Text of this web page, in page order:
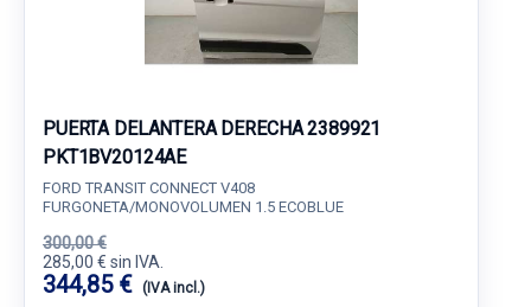
PUERTA DELANTERA DERECHA 2389921
PKT1BV20124AE
FORD TRANSIT CONNECT V408
FURGONETA/MONOVOLUMEN 1.5 ECOBLUE
300,00 €
285,00 € sin IVA.
344,85 € (IVA incl.)